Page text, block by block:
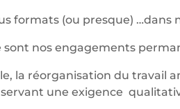
formats (ou presque) …dans
sont nos engagements
la réorganisation du travail
une exigence